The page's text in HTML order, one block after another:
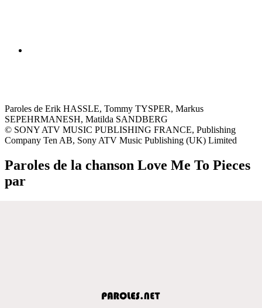
Paroles de Erik HASSLE, Tommy TYSPER, Markus
SEPEHRMANESH, Matilda SANDBERG
© SONY ATV MUSIC PUBLISHING FRANCE, Publishing
Company Ten AB, Sony ATV Music Publishing (UK) Limited
Paroles de la chanson Love Me To Pieces
par